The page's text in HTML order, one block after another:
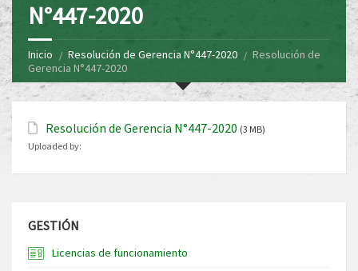
N°447-2020
Inicio Resolución de Gerencia N°447-2020
Resolución de
Gerencia N°447-2020
Resolución de Gerencia N°447-2020 (3 MB)
Uploaded by:
GESTIÓN
Licencias de funcionamiento